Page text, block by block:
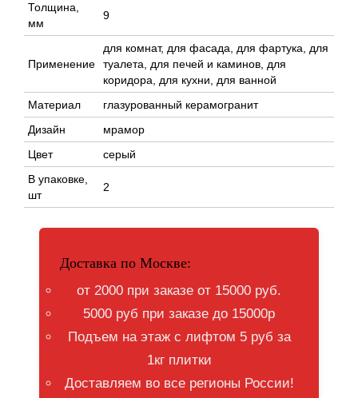
Толщина,
мм
9
Применение
для комнат, для фасада, для фартука, для
туалета, для печей и каминов, для
коридора, для кухни, для ванной
Материал
глазурованный керамогранит
Дизайн
мрамор
Цвет
серый
В упаковке,
шт
2
Доставка по Москве:
от 2000 при заказе от 15000 руб.
5000 руб при заказе до 15000р
Подъем на этаж с лифтом 5 руб за
1кг плитки
Доставляем во все регионы России!